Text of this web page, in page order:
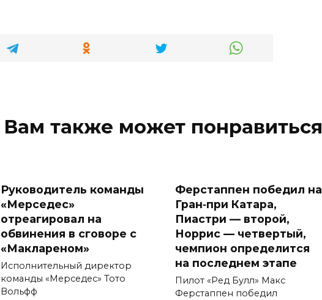
Вам также может понравиться
Руководитель команды
«Мерседес»
отреагировал на
обвинения в сговоре с
«Маклареном»
Исполнительный директор
команды «Мерседес» Тото
Вольфф
Ферстаппен победил на
Гран‑при Катара,
Пиастри — второй,
Норрис — четвертый,
чемпион определится
на последнем этапе
Пилот «Ред Булл» Макс
Ферстаппен победил